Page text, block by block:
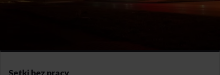
Setki bez pracy